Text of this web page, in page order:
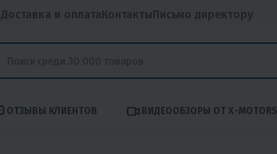
Доставка и оплатаКонтактыПисьмо директору
ОТЗЫВЫ КЛИЕНТОВ ВИДЕООБЗОРЫ ОТ X-MOTORS